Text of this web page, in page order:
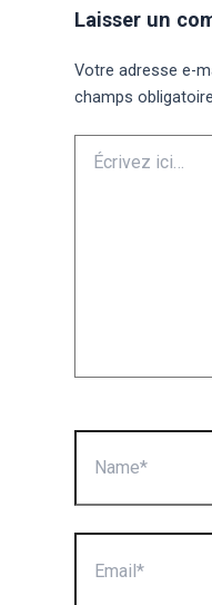
Laisser un
Votre adresse e-
champs
ici…